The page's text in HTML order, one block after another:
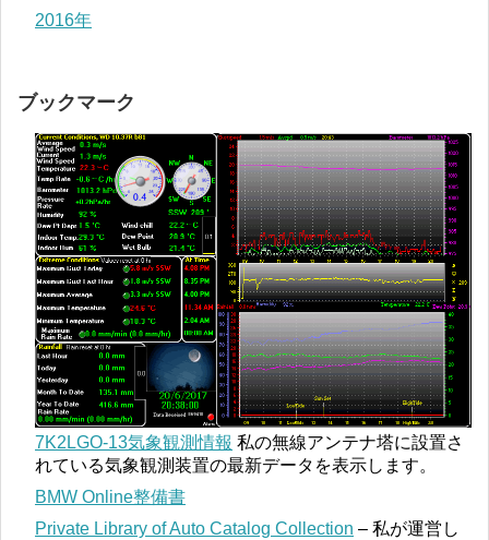
2016年
ブックマーク
7K2LGO-13気象観測情報 私の無線アンテナ塔に設置さ
れている気象観測装置の最新データを表示します。
BMW Online整備書
Private Library of Auto Catalog Collection – 私が運営し